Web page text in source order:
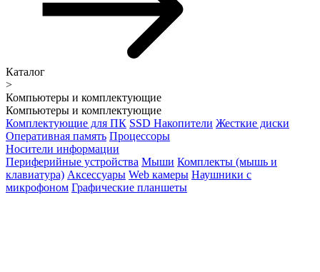
Каталог
>
Компьютеры и комплектующие
Компьютеры и комплектующие
Комплектующие для ПК SSD Накопители Жесткие диски
Оперативная память Процессоры
Носители информации
Периферийные устройства Мыши Комплекты (мышь и
клавиатура) Аксессуары Web камеры Наушники с
микрофоном Графические планшеты